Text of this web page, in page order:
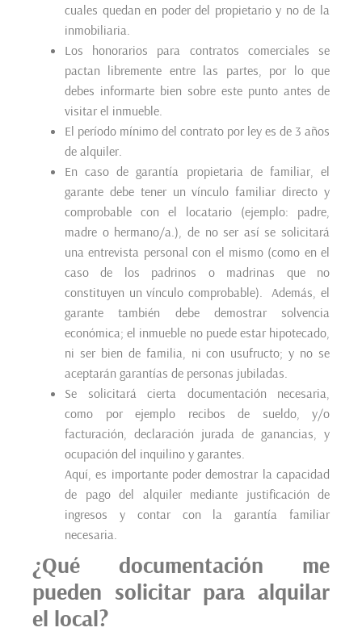
cuales quedan en poder del propietario y no de la
inmobiliaria.
Los honorarios para contratos comerciales se
pactan libremente entre las partes, por lo que
debes informarte bien sobre este punto antes de
visitar el inmueble.
El período mínimo del contrato por ley es de 3 años
de alquiler.
En caso de garantía propietaria de familiar, el
garante debe tener un vínculo familiar directo y
comprobable con el locatario (ejemplo: padre,
madre o hermano/a.), de no ser así se solicitará
una entrevista personal con el mismo (como en el
caso de los padrinos o madrinas que no
constituyen un vínculo comprobable). Además, el
garante también debe demostrar solvencia
económica; el inmueble no puede estar hipotecado,
ni ser bien de familia, ni con usufructo; y no se
aceptarán garantías de personas jubiladas.
Se solicitará cierta documentación necesaria,
como por ejemplo recibos de sueldo, y/o
facturación, declaración jurada de ganancias, y
ocupación del inquilino y garantes.
Aquí, es importante poder demostrar la capacidad
de pago del alquiler mediante justificación de
ingresos y contar con la garantía familiar
necesaria.
¿Qué documentación me
pueden solicitar para alquilar
el local?